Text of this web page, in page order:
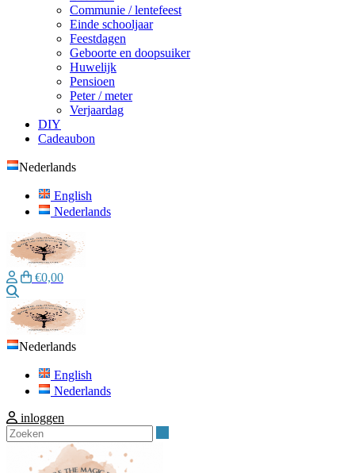
Communie / lentefeest
Einde schooljaar
Feestdagen
Geboorte en doopsuiker
Huwelijk
Pensioen
Peter / meter
Verjaardag
DIY
Cadeaubon
Nederlands
English
Nederlands
€0,00
Nederlands
English
Nederlands
inloggen